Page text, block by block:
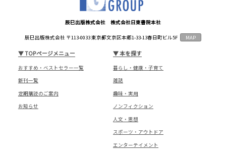
辰巳出版株式会社 株式会社日東書院本社
辰巳出版株式会社 〒113-0033 東京都文京区本郷1-33-13春日町ビル5F MAP
▼TOPページメニュー
おすすめ・ベストセラー一覧
新刊一覧
定期購読のご案内
お知らせ
▼本を探す
暮らし・健康・子育て
雑誌
趣味・実用
ノンフィクション
人文・思想
スポーツ・アウトドア
エンターテイメント